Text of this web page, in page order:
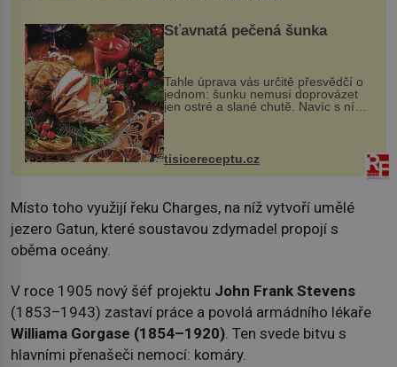
Šťavnatá pečená šunka
Tahle úprava vás určitě přesvědčí o
jednom: šunku nemusí doprovázet
jen ostré a slané chutě. Navíc s ní
nakrmíte poměrně hodně hladových
krků. Ingredience sádlo 3 kg šunky
vcelku 3 stroužky česneku hl...
tisicereceptu.cz
Místo toho využijí řeku Charges, na níž vytvoří umělé
jezero Gatun, které soustavou zdymadel propojí s
oběma oceány.
V roce 1905 nový šéf projektu John Frank Stevens
(1853–1943) zastaví práce a povolá armádního lékaře
Williama Gorgase (1854–1920). Ten svede bitvu s
hlavními přenašeči nemocí: komáry.